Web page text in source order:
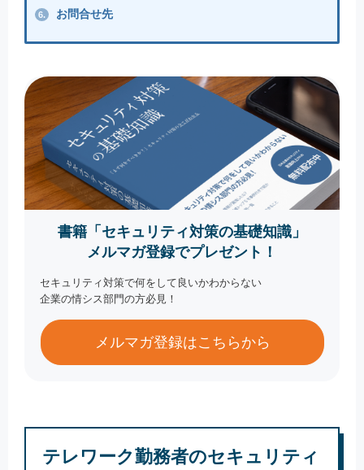
6. お問合せ先
書籍「セキュリティ対策の基礎知識」
メルマガ登録でプレゼント！
セキュリティ対策で何をして良いかわからない
企業の情シス部門の方必見！
メルマガ登録はこちらから
テレワーク勤務者のセキュリティ